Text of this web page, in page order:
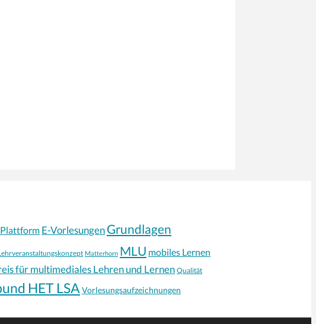
E-Vorlesungen Grundlagen
Matterhorn MLU mobiles Lernen
für multimediales Lehren und Lernen Qualität
HET LSA Vorlesungsaufzeichnungen